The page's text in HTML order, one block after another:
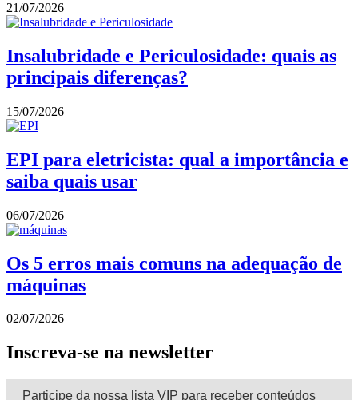
21/07/2026
Insalubridade e Periculosidade: quais as
principais diferenças?
15/07/2026
EPI para eletricista: qual a importância e
saiba quais usar
06/07/2026
Os 5 erros mais comuns na adequação de
máquinas
02/07/2026
Inscreva-se na newsletter
Participe da nossa lista VIP para receber conteúdos